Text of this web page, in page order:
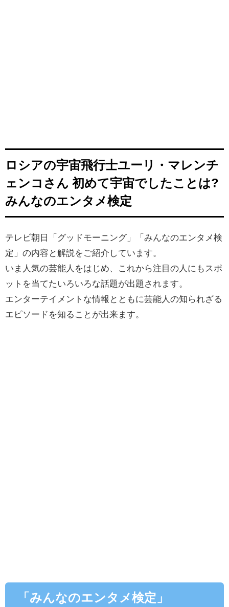
ロシアの宇宙飛行士ユーリ・マレンチ
ェンコさん 初めて宇宙でしたことは?
みんなのエンタメ検定
テレビ朝日「グッドモーニング」「みんなのエンタメ検
定」の内容と解説をご紹介しています。
いま人気の芸能人をはじめ、
これから注目の人にもスポ
ットを当てたいろいろな話題が出題されます。
エンターテイメントな情報とともに芸能人の知られざる
エピソードを知ることが出来ます。
「みんなのエンタメ検定」